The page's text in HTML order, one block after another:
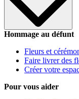
Hommage au défunt
Fleurs et
Faire livrer des
Créer votre
Pour vous aider